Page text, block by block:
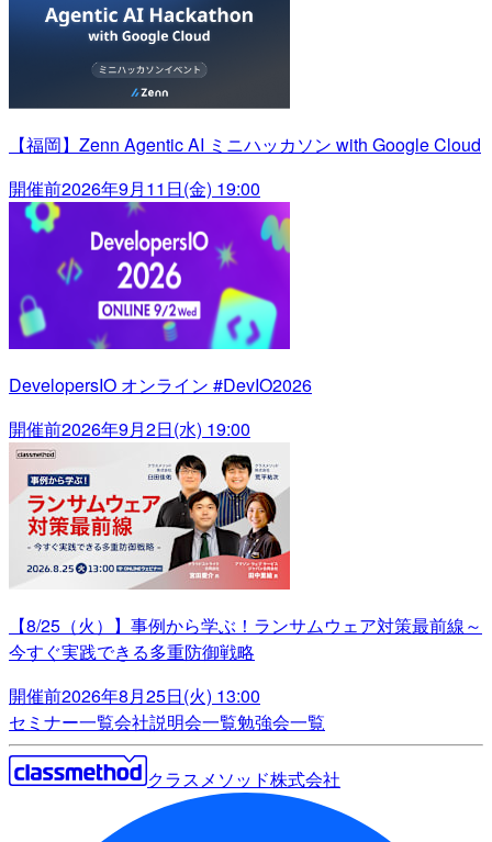
【福岡】Zenn Agentic AI ミニハッカソン with Google Cloud
開催前2026年9月11日(金) 19:00
DevelopersIO オンライン #DevIO2026
開催前2026年9月2日(水) 19:00
【8/25（火）】事例から学ぶ！ランサムウェア対策最前線～
今すぐ実践できる多重防御戦略
開催前2026年8月25日(火) 13:00
セミナー一覧会社説明会一覧勉強会一覧
クラスメソッド株式会社